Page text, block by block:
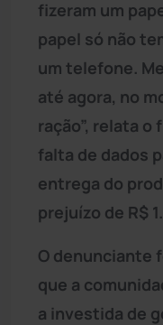
fizeram um
papel só não
um telefone.
até agora, no
ração”, relata o
falta de dados
entrega do
prejuízo de R$
O denunciante
que a
a investida de